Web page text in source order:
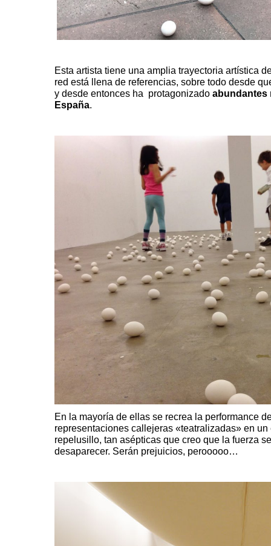
Esta artista tiene una amplia trayectoria artística
red está llena de referencias, sobre todo desde
y desde entonces ha protagonizado abundantes
España.
En la mayoría de ellas se recrea la performance
representaciones callejeras «teatralizadas» en
repelusillo, tan asépticas que creo que la fuerza
desaparecer. Serán prejuicios, perooooo…